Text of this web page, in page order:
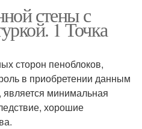
стены с
1 Точка
сторон пеноблоков,
в приобретении данным
минимальная
хорошие